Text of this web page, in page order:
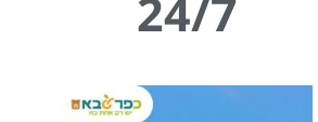
24/7